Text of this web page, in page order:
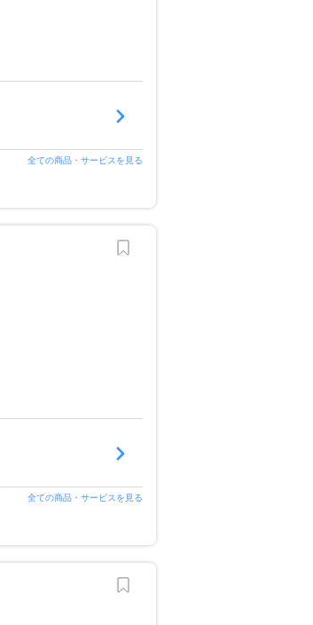
全ての商品・サービスを見る
全ての商品・サービスを見る